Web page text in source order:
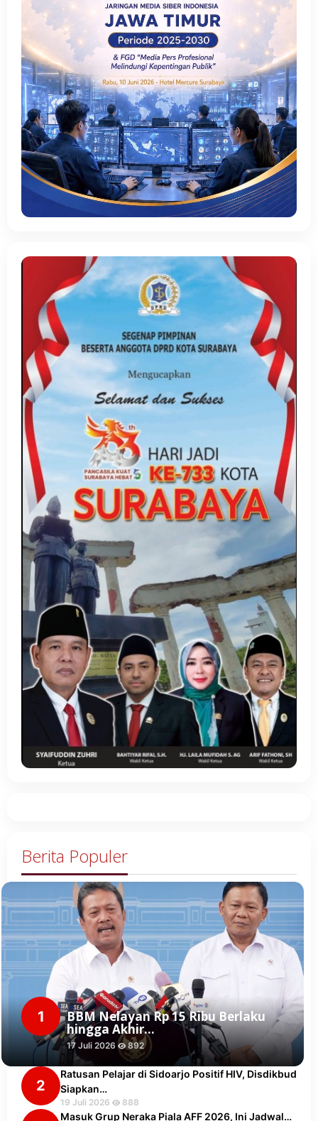
Berita Populer
1 BBM Nelayan Rp 15 Ribu Berlaku
hingga Akhir…
17 Juli 2026 892
2
Ratusan Pelajar di Sidoarjo Positif HIV, Disdikbud
Siapkan…
19 Juli 2026 888
Masuk Grup Neraka Piala AFF 2026, Ini Jadwal…